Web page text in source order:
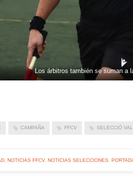
Los árbitros también se suman a
CAMPAÑA FFCV SELECCIÓ
, NOTICIAS FFCV, NOTICIAS SELECCIONES,